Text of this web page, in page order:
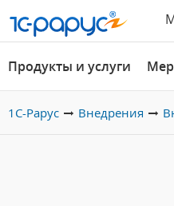
Продукты и услуги
1С-Рарус Внедрения